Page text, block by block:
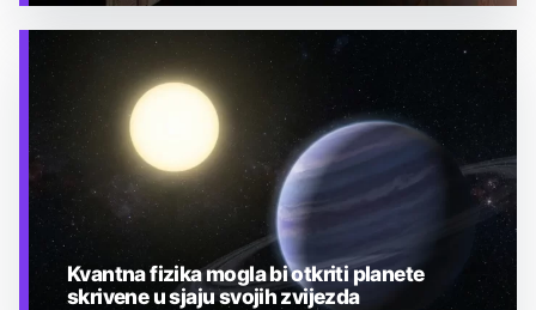
TEHNOLOGIJA
Kvantna fizika mogla bi otkriti planete
skrivene u sjaju svojih zvijezda